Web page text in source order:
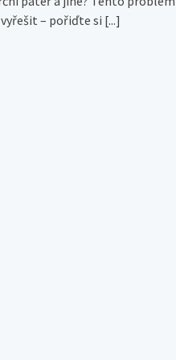
– pořiďte si [...]